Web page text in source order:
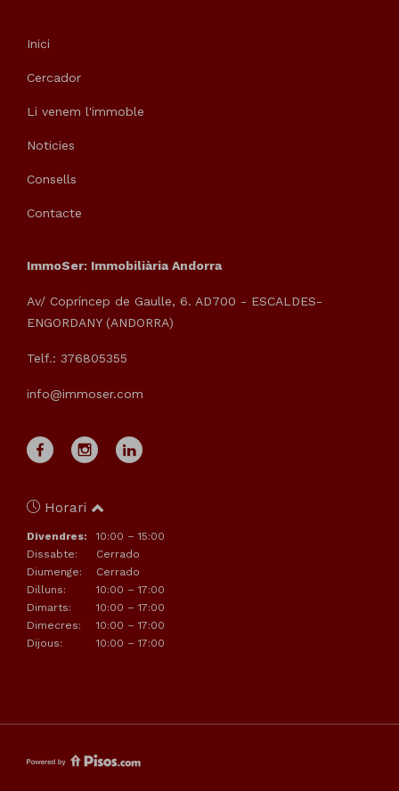
Inici
Cercador
Li venem l'immoble
Noticies
Consells
Contacte
ImmoSer: Immobiliària Andorra
Av/ Copríncep de Gaulle, 6. AD700 - ESCALDES-
ENGORDANY (ANDORRA)
Telf.: 376805355
info@immoser.com
Horari
Divendres:
10:00 – 15:00
Dissabte:
Cerrado
Diumenge:
Cerrado
Dilluns:
10:00 – 17:00
Dimarts:
10:00 – 17:00
Dimecres:
10:00 – 17:00
Dijous:
10:00 – 17:00